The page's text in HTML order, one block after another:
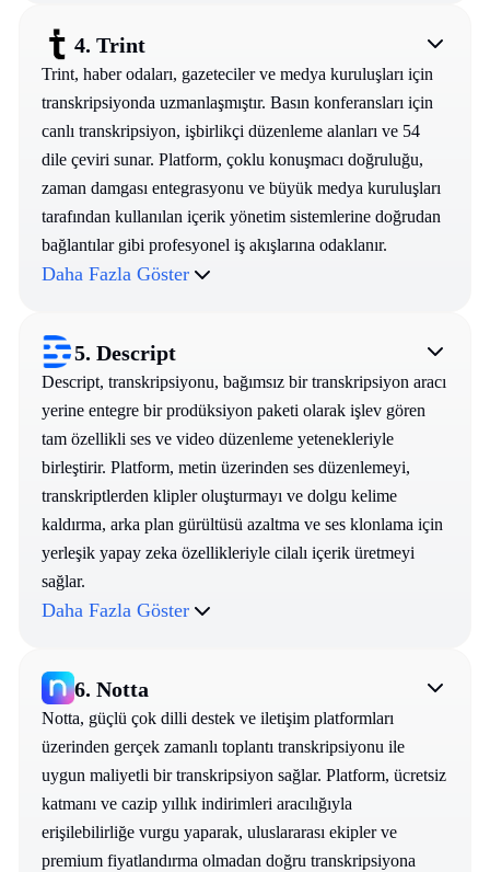
4. Trint
Trint, haber odaları, gazeteciler ve medya kuruluşları için
transkripsiyonda uzmanlaşmıştır. Basın konferansları için
canlı transkripsiyon, işbirlikçi düzenleme alanları ve 54
dile çeviri sunar. Platform, çoklu konuşmacı doğruluğu,
zaman damgası entegrasyonu ve büyük medya kuruluşları
tarafından kullanılan içerik yönetim sistemlerine doğrudan
bağlantılar gibi profesyonel iş akışlarına odaklanır.
Daha Fazla Göster
5. Descript
Descript, transkripsiyonu, bağımsız bir transkripsiyon aracı
yerine entegre bir prodüksiyon paketi olarak işlev gören
tam özellikli ses ve video düzenleme yetenekleriyle
birleştirir. Platform, metin üzerinden ses düzenlemeyi,
transkriptlerden klipler oluşturmayı ve dolgu kelime
kaldırma, arka plan gürültüsü azaltma ve ses klonlama için
yerleşik yapay zeka özellikleriyle cilalı içerik üretmeyi
sağlar.
Daha Fazla Göster
6. Notta
Notta, güçlü çok dilli destek ve iletişim platformları
üzerinden gerçek zamanlı toplantı transkripsiyonu ile
uygun maliyetli bir transkripsiyon sağlar. Platform, ücretsiz
katmanı ve cazip yıllık indirimleri aracılığıyla
erişilebilirliğe vurgu yaparak, uluslararası ekipler ve
premium fiyatlandırma olmadan doğru transkripsiyona